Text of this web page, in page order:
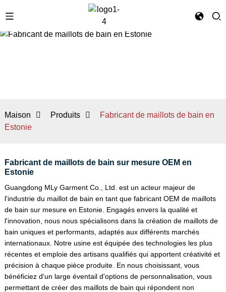
Maison Produits
Fabricant de maillots de bain en
Estonie
Fabricant de maillots de bain sur mesure OEM en
Estonie
Guangdong MLy Garment Co., Ltd. est un acteur majeur de
l'industrie du maillot de bain en tant que fabricant OEM de maillots
de bain sur mesure en Estonie. Engagés envers la qualité et
l'innovation, nous nous spécialisons dans la création de maillots de
bain uniques et performants, adaptés aux différents marchés
internationaux. Notre usine est équipée des technologies les plus
récentes et emploie des artisans qualifiés qui apportent créativité et
précision à chaque pièce produite. En nous choisissant, vous
bénéficiez d'un large éventail d'options de personnalisation, vous
permettant de créer des maillots de bain qui répondent non